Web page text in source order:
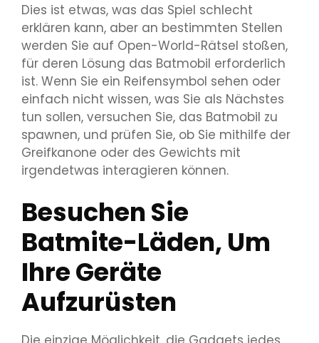
Dies ist etwas, was das Spiel schlecht
erklären kann, aber an bestimmten Stellen
werden Sie auf Open-World-Rätsel stoßen,
für deren Lösung das Batmobil erforderlich
ist. Wenn Sie ein Reifensymbol sehen oder
einfach nicht wissen, was Sie als Nächstes
tun sollen, versuchen Sie, das Batmobil zu
spawnen, und prüfen Sie, ob Sie mithilfe der
Greifkanone oder des Gewichts mit
irgendetwas interagieren können.
Besuchen Sie
Batmite-Läden, Um
Ihre Geräte
Aufzurüsten